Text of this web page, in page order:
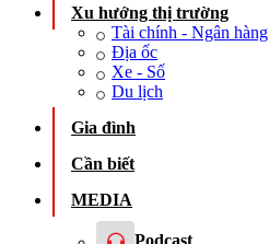
Xu hướng thị trường
Tài chính - Ngân hàng
Địa ốc
Xe - Số
Du lịch
Gia đình
Cần biết
MEDIA
Podcast